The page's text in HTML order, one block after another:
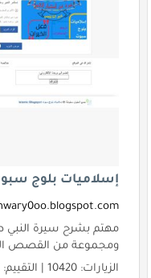
إسلاميات بلوج
مهتم بشرح سيرة النبي
ومجموعة من القصص
الزيارات: 10420 | التقييم: 0 | المقيّمين: 0 | الدولة: